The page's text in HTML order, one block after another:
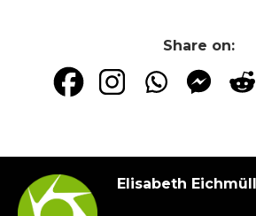
Share on:
Elisabeth